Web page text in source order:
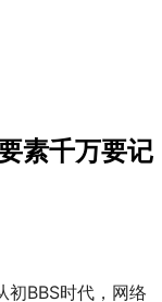
素千万要记
初BBS时代，网络